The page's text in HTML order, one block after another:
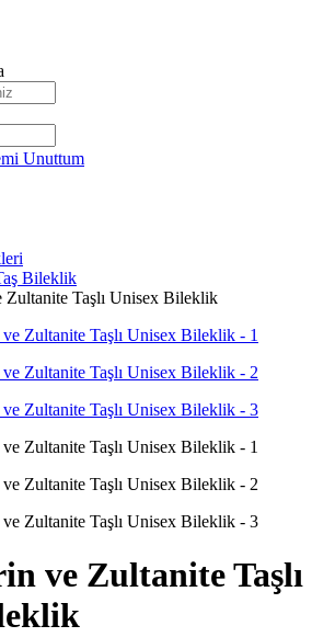
Unuttum
Bileklik
Zultanite Taşlı Unisex Bileklik
ve Zultanite Taşlı